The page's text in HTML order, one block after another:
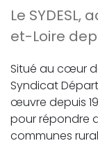
Le
et-Loire
Situé au cœur
Syndicat
œuvre depuis
pour répondre
communes